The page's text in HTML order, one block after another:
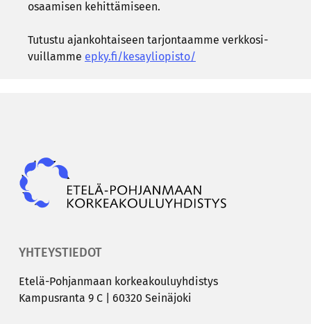
osaa­mi­sen ke­hit­tä­mi­seen.
Tu­tus­tu ajan­koh­tai­seen tar­jon­taam­me verk­ko­si­
vuil­lam­me epky.fi/ke­say­li­opis­to/
YHTEYSTIEDOT
Etelä-​Pohjanmaan kor­kea­kou­lu­yh­dis­tys
Kam­pus­ran­ta 9 C | 60320 Sei­nä­jo­ki